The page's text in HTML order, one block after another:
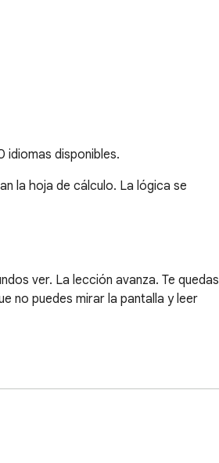
idiomas disponibles.
la hoja de cálculo. La lógica se
ver. La lección avanza. Te quedas
no puedes mirar la pantalla y leer
DCF, WACC, M&A — explicados por